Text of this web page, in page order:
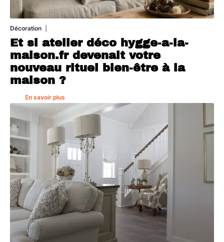
Décoration
Et si atelier déco hygge-a-la-
maison.fr devenait votre
nouveau rituel bien-être à la
maison ?
En savoir plus